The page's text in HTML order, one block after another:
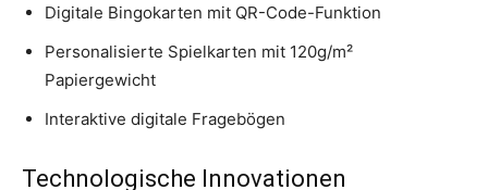
Digitale Bingokarten mit QR-Code-Funktion
Personalisierte Spielkarten mit 120g/m²
Papiergewicht
Interaktive digitale Fragebögen
Technologische Innovationen